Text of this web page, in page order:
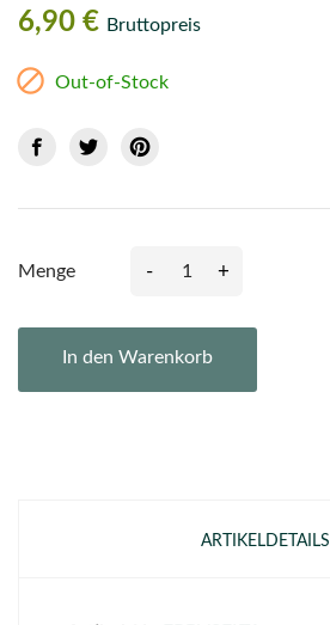
6,90 € Bruttopreis
 Out-of-Stock
Menge - +
In den Warenkorb
ARTIKELDETAILS